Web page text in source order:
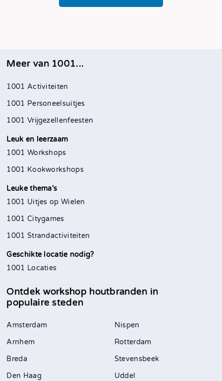
Meer van 1001...
1001 Activiteiten
1001 Personeelsuitjes
1001 Vrijgezellenfeesten
Leuk en leerzaam
1001 Workshops
1001 Kookworkshops
Leuke thema's
1001 Uitjes op Wielen
1001 Citygames
1001 Strandactiviteiten
Geschikte locatie nodig?
1001 Locaties
Ontdek workshop houtbranden in
populaire steden
Amsterdam
Arnhem
Breda
Den Haag
Nispen
Rotterdam
Stevensbeek
Uddel